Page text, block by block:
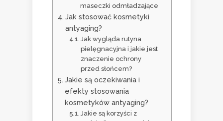
maseczki odmładzające
Jak stosować kosmetyki
antyaging?
Jak wygląda rutyna
pielęgnacyjna i jakie jest
znaczenie ochrony
przed słońcem?
Jakie są oczekiwania i
efekty stosowania
kosmetyków antyaging?
Jakie są korzyści z